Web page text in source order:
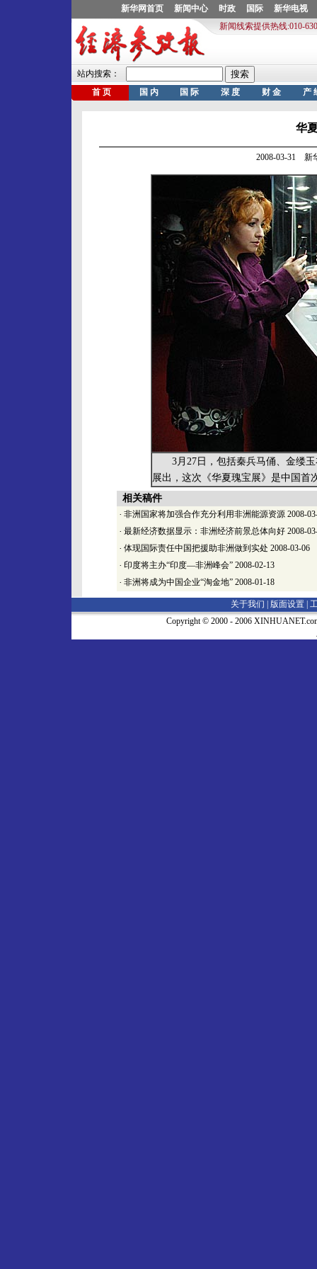
华
2008-03-31 新
3月27日，包括秦兵马俑、金缕玉
展出，这次《华夏瑰宝展》是中国首
相关稿件
· 非洲国家将加强合作充分利用非洲能源资源 2008-
· 最新经济数据显示：非洲经济前景总体向好 2008-
· 体现国际责任中国把援助非洲做到实处 2008-03-06
· 印度将主办“印度—非洲峰会” 2008-02-13
· 非洲将成为中国企业“淘金地” 2008-01-18
关于我们 | 版面设置
Copyright © 2000 - 2006